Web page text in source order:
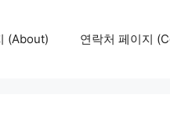
(About) 연락처 페이지